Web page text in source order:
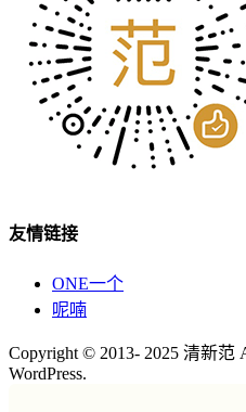
友情链接
ONE一个
呢喃
Copyright © 2013- 2025 清新范
WordPress.